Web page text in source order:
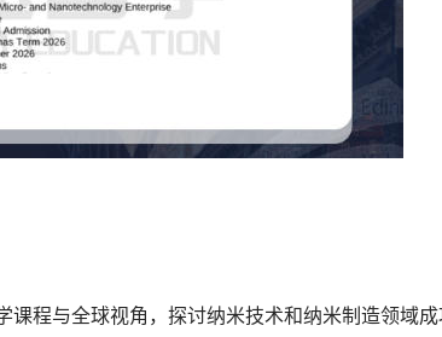
程与全球视角，探讨纳米技术和纳米制造领域